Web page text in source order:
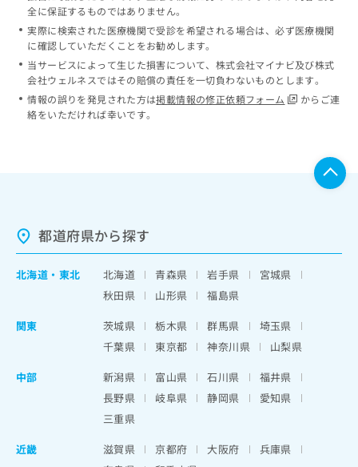
全に保証するものではありません。
実際に検索された医療機関で受診を希望される場合は、必ず医療機関
に確認していただくことをお勧めします。
当サービスによって生じた損害について、株式会社マイナビ及び株式
会社ウェルネスではその賠償の責任を一切負わないものとします。
情報の誤りを発見された方は掲載情報の修正依頼フォーム
からご連
絡をいただければ幸いです。
都道府県から探す
北海道 ・ 東北 北海道 青森県 岩手県
宮城県
秋田県
山形県
福島県
関東
茨城県 栃木県 群馬県
埼玉県
千葉県
東京都 神奈川県
山梨県
中部
新潟県 富山県 石川県
福井県
長野県
岐阜県 静岡県
愛知県
三重県
近畿
滋賀県 京都府 大阪府
兵庫県